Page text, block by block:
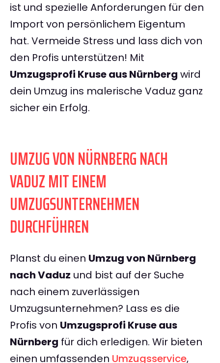
ist und spezielle Anforderungen für den
Import von persönlichem Eigentum
hat. Vermeide Stress und lass dich von
den Profis unterstützen! Mit
Umzugsprofi Kruse aus Nürnberg wird
dein Umzug ins malerische Vaduz ganz
sicher ein Erfolg.
UMZUG VON NÜRNBERG NACH
VADUZ MIT EINEM
UMZUGSUNTERNEHMEN
DURCHFÜHREN
Planst du einen Umzug von Nürnberg
nach Vaduz und bist auf der Suche
nach einem zuverlässigen
Umzugsunternehmen? Lass es die
Profis von Umzugsprofi Kruse aus
Nürnberg für dich erledigen. Wir bieten
einen umfassenden Umzugsservice,